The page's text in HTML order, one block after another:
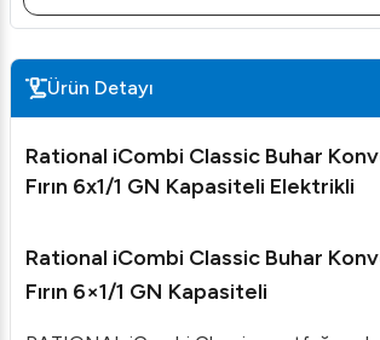
Ürün Detayı
Rational iCombi Classic Buhar
Fırın 6x1/1 GN Kapasiteli Elektrikli
Rational iCombi Classic Buhar
Fırın 6×1/1 GN Kapasiteli